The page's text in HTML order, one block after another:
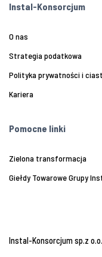
Instal-Konsorcjum
O nas
Strategia podatkowa
Polityka prywatności i
Kariera
Pomocne linki
Zielona transformacja
Giełdy Towarowe Grupy
Instal-Konsorcjum sp.z